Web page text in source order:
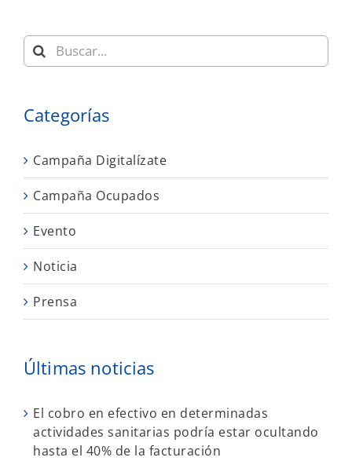
Buscar:
Categorías
Campaña Digitalízate
Campaña Ocupados
Evento
Noticia
Prensa
Últimas noticias
El cobro en efectivo en determinadas
actividades sanitarias podría estar ocultando
hasta el 40% de la facturación